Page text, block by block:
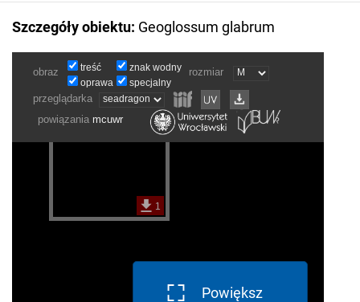
Szczegóły obiektu: Geoglossum glabrum
Powiększ